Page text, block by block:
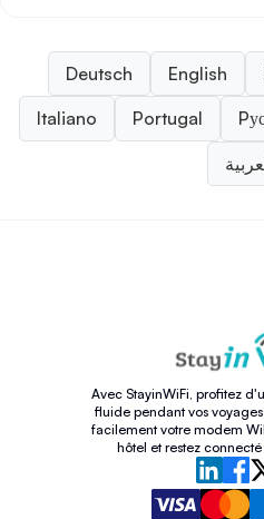
Deutsch English
Italiano
Portugal
Avec StayinWiFi, profitez
fluide pendant vos
facilement votre modem
hôtel et restez